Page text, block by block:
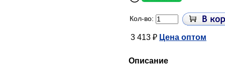
Кол-во:
3 413 ₽ Цена оптом
Описание